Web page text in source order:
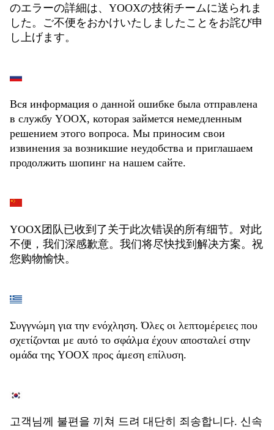
のエラーの詳細は、YOOXの技術チームに送られま
した。ご不便をおかけいたしましたことをお詫び申
し上げます。
Вся информация о данной ошибке была отправлена
в службу YOOX, которая займется немедленным
решением этого вопроса. Мы приносим свои
извинения за возникшие неудобства и приглашаем
продолжить шопинг на нашем сайте.
YOOX团队已收到了关于此次错误的所有细节。对此
不便，我们深感歉意。我们将尽快找到解决方案。祝
您购物愉快。
Συγγνώμη για την ενόχληση. Όλες οι λεπτομέρειες που
σχετίζονται με αυτό το σφάλμα έχουν αποσταλεί στην
ομάδα της YOOX προς άμεση επίλυση.
고객님께 불편을 끼쳐 드려 대단히 죄송합니다. 신속